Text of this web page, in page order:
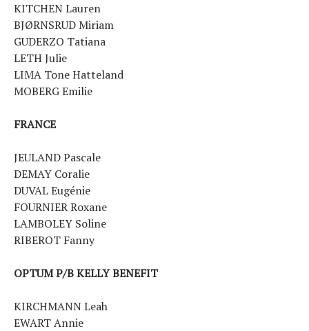
KITCHEN Lauren
BJØRNSRUD Miriam
GUDERZO Tatiana
LETH Julie
LIMA Tone Hatteland
MOBERG Emilie
FRANCE
JEULAND Pascale
DEMAY Coralie
DUVAL Eugénie
FOURNIER Roxane
LAMBOLEY Soline
RIBEROT Fanny
OPTUM P/B KELLY BENEFIT
KIRCHMANN Leah
EWART Annie